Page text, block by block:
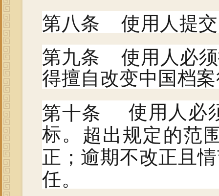
第八条 使用人提交
第九条 使用人必须
得擅自改变中国档
第十条
使用人必
标。 超出规定的范
正；逾期不改正且
任。